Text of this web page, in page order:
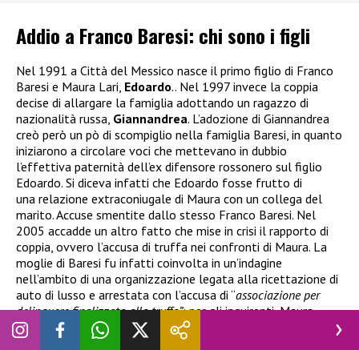
Addio a Franco Baresi: chi sono i figli
Nel 1991 a Città del Messico nasce il primo figlio di Franco
Baresi e Maura Lari, Edoardo.. Nel 1997 invece la coppia
decise di allargare la famiglia adottando un ragazzo di
nazionalità russa, Giannandrea. L’adozione di Giannandrea
creò però un pò di scompiglio nella famiglia Baresi, in quanto
iniziarono a circolare voci che mettevano in dubbio
l’effettiva paternità dell’ex difensore rossonero sul figlio
Edoardo. Si diceva infatti che Edoardo fosse frutto di
una relazione extraconiugale di Maura con un collega del
marito. Accuse smentite dallo stesso Franco Baresi. Nel
2005 accadde un altro fatto che mise in crisi il rapporto di
coppia, ovvero l’accusa di truffa nei confronti di Maura. La
moglie di Baresi fu infatti coinvolta in un’indagine
nell’ambito di una organizzazione legata alla ricettazione di
auto di lusso e arrestata con l’accusa di “associazione per
delinquere finalizzata alla truffa”: per gli inquirenti, Maura
aveva utilizzato la sua rete di contatti per avvicinare
potenziali vittime tra i vip. La difesa invece riteneva che la